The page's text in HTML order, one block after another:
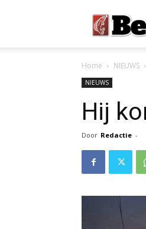
Home NIEUWS
NIEUWS
Hij
Door Redactie -